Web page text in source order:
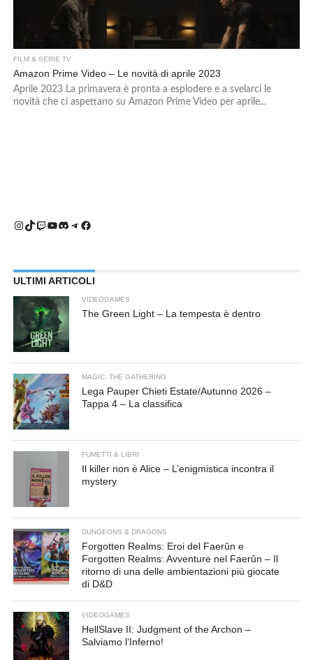
FILM & SERIE TV
Amazon Prime Video – Le novità di aprile 2023
Aprile 2023 La primavera è pronta a esplodere e a svelarci le
novità che ci aspettano su Amazon Prime Video per aprile...
Instagram
TikTok
Twitch
YouTube
Discord
Telegram
Facebook
ULTIMI ARTICOLI
VIDEOGAMES
The Green Light – La tempesta è dentro
MAGIC: THE GATHERING
Lega Pauper Chieti Estate/Autunno 2026 –
Tappa 4 – La classifica
FUMETTI & LIBRI
Il killer non è Alice – L’enigmistica incontra il
mystery
DUNGEONS & DRAGONS
Forgotten Realms: Eroi del Faerûn e
Forgotten Realms: Avventure nel Faerûn – Il
ritorno di una delle ambientazioni più giocate
di D&D
VIDEOGAMES
HellSlave II: Judgment of the Archon –
Salviamo l’Inferno!